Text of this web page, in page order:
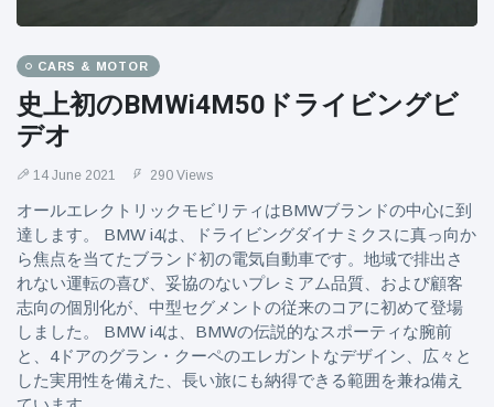
CARS & MOTOR
史上初のBMWi4M50ドライビングビ
デオ
14 June 2021 290 Views
オールエレクトリックモビリティはBMWブランドの中心に到
達します。 BMW i4は、ドライビングダイナミクスに真っ向か
ら焦点を当てたブランド初の電気自動車です。地域で排出さ
れない運転の喜び、妥協のないプレミアム品質、および顧客
志向の個別化が、中型セグメントの従来のコアに初めて登場
しました。 BMW i4は、BMWの伝説的なスポーティな腕前
と、4ドアのグラン・クーペのエレガントなデザイン、広々と
した実用性を備えた、長い旅にも納得できる範囲を兼ね備え